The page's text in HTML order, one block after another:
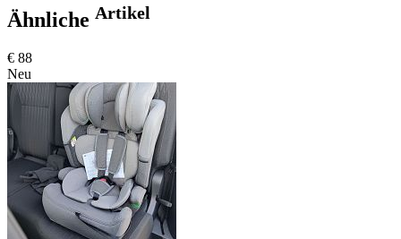
Ähnliche Artikel
€ 88
Neu